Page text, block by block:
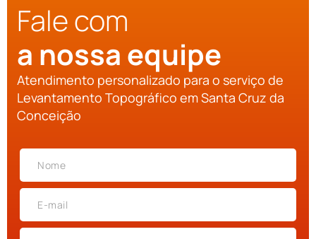
Fale com
a nossa equipe
Atendimento personalizado para o serviço de
Levantamento Topográfico em Santa Cruz da
Conceição